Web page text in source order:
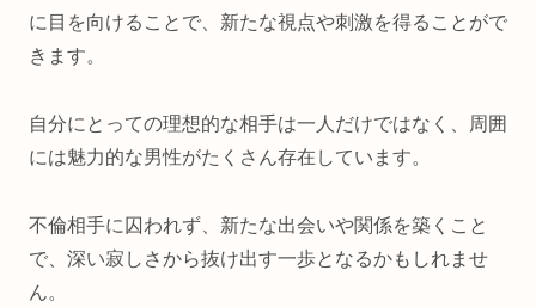
に目を向けることで、新たな視点や刺激を得ることがで
きます。
自分にとっての理想的な相手は一人だけではなく、周囲
には魅力的な男性がたくさん存在しています。
不倫相手に囚われず、新たな出会いや関係を築くこと
で、深い寂しさから抜け出す一歩となるかもしれませ
ん。